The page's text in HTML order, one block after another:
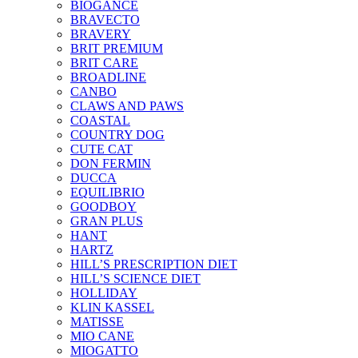
BIOGANCE
BRAVECTO
BRAVERY
BRIT PREMIUM
BRIT CARE
BROADLINE
CANBO
CLAWS AND PAWS
COASTAL
COUNTRY DOG
CUTE CAT
DON FERMIN
DUCCA
EQUILIBRIO
GOODBOY
GRAN PLUS
HANT
HARTZ
HILL’S PRESCRIPTION DIET
HILL’S SCIENCE DIET
HOLLIDAY
KLIN KASSEL
MATISSE
MIO CANE
MIOGATTO